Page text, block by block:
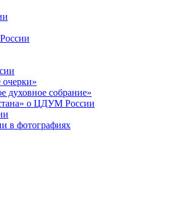
духовное собрание»
о ЦДУМ России
в фотографиях